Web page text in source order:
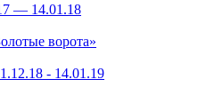
— 14.01.18
ворота»
- 14.01.19